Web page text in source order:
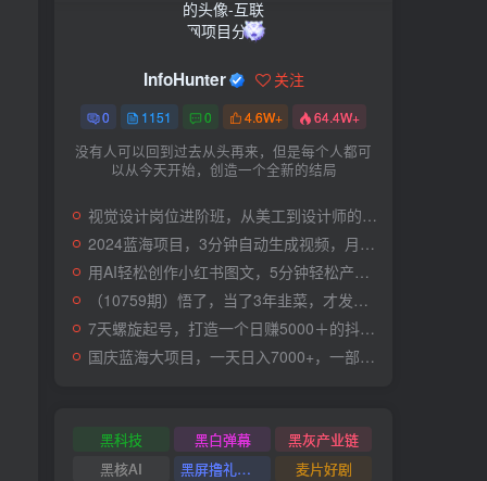
InfoHunter 关注
0 1151 0 4.6W+ 64.4W+
没有人可以回到过去从头再来，但是每个人都可
以从今天开始，创造一个全新的结局
视觉设计岗位进阶班，从美工到设计师的蜕变（4节视频课程）
2024蓝海项目，3分钟自动生成视频，月入过万
用AI轻松创作小红书图文，5分钟轻松产出300条小红书爆款笔记！
（10759期）悟了，当了3年韭菜，才发现网赚圈年赚100万的核心是卖项目，含泪分享！
7天螺旋起号，打造一个日赚5000＋的抖音壁纸号（价值688）
国庆蓝海大项目，一天日入7000+，一部手机就可操作
黑科技 黑白弹幕
黑灰产业链
黑核AI
黑屏撸礼物撸门票
麦片好剧